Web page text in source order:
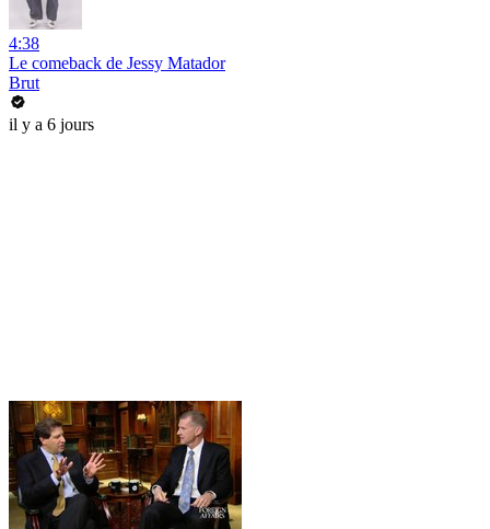
4:38
Le comeback de Jessy Matador
Brut
il y a 6 jours